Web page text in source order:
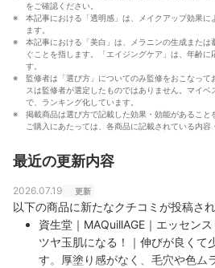
をご確認ください。
本記事における「透明感」は、メイクアップ効果に
ます。
本記事における「美白」は、メラニンの生成また
ぐことを指します。「エイジングケア」は、年齢に
す。
監修者は「選び方」についてのみ監修をおこなっ
スは監修者が選定したものではありません。マイベ
で、ランキング化しています。
掲載商品は選び方で記載した効果・効能があること
ご購入にあたっては、各商品に記載されている内容
最近の更新内容
2026.07.19 更新
以下の商品に新たなクチコミが投稿され
資生堂｜MAQuillAGE｜エッセン
ツヤ玉肌になる！｜伸びが良くて
す。厚塗り感がなく、毛穴や色ム